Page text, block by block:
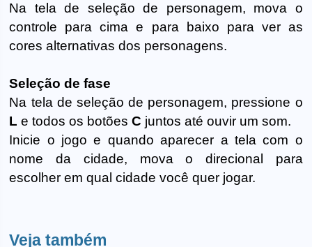
Na tela de seleção de personagem, mova o
controle para cima e para baixo para ver as
cores alternativas dos personagens.
Seleção de fase
Na tela de seleção de personagem, pressione o
L e todos os botõesC juntos até ouvir um som.
Inicie o jogo e quando aparecer a tela com o
nome da cidade, mova o direcional para
escolher em qual cidade você quer jogar.
Veja também